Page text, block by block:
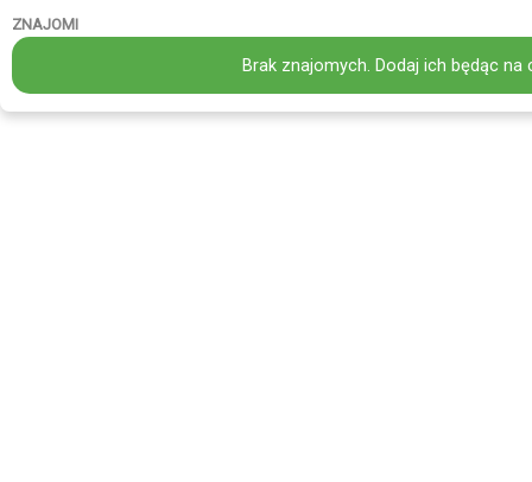
ZNAJOMI
Brak znajomych. Dodaj ich będąc na